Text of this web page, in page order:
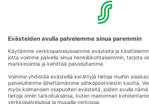
Aukioloajat
Anna palautetta
Kartat
Stellan esittely